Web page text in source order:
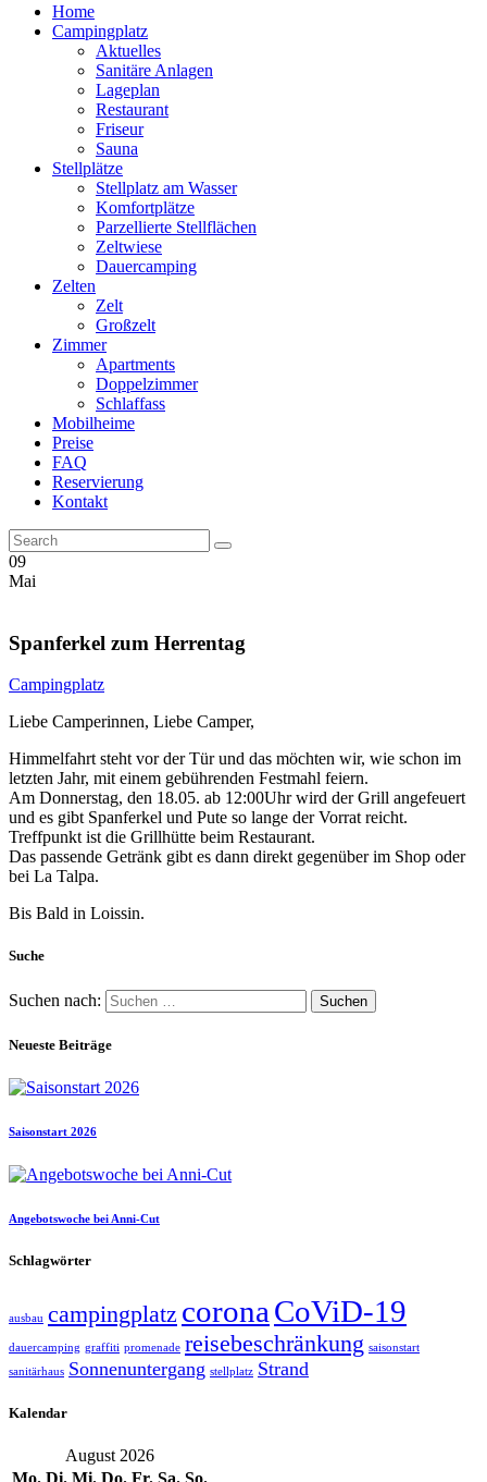
Home
Campingplatz
Aktuelles
Sanitäre Anlagen
Lageplan
Restaurant
Friseur
Sauna
Stellplätze
Stellplatz am Wasser
Komfortplätze
Parzellierte Stellflächen
Zeltwiese
Dauercamping
Zelten
Zelt
Großzelt
Zimmer
Apartments
Doppelzimmer
Schlaffass
Mobilheime
Preise
FAQ
Reservierung
Kontakt
09
Mai
Spanferkel zum Herrentag
Campingplatz
Liebe Camperinnen, Liebe Camper,
Himmelfahrt steht vor der Tür und das möchten wir, wie schon im
letzten Jahr, mit einem gebührenden Festmahl feiern.
Am Donnerstag, den 18.05. ab 12:00Uhr wird der Grill angefeuert
und es gibt Spanferkel und Pute so lange der Vorrat reicht.
Treffpunkt ist die Grillhütte beim Restaurant.
Das passende Getränk gibt es dann direkt gegenüber im Shop oder
bei La Talpa.
Bis Bald in Loissin.
Suche
Suchen nach:
Neueste Beiträge
Saisonstart 2026
Angebotswoche bei Anni-Cut
Schlagwörter
ausbau campingplatz corona CoViD-19
dauercamping graffiti promenade reisebeschränkung saisonstart
sanitärhaus Sonnenuntergang stellplatz Strand
Kalendar
August 2026